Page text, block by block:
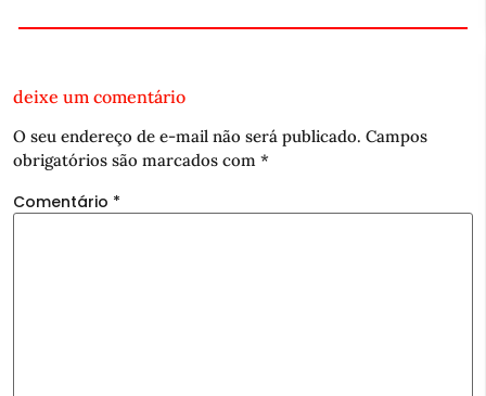
deixe um comentário
O seu endereço de e-mail não será publicado. Campos
obrigatórios são marcados com *
Comentário *